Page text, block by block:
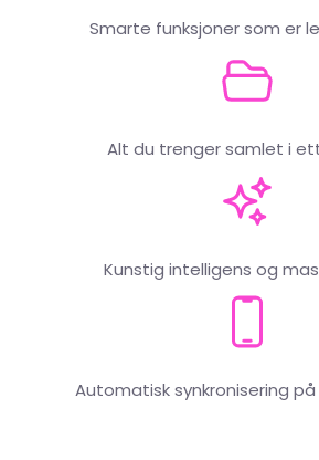
Smarte funksjoner som er
Alt du trenger samlet i
Kunstig intelligens og
Automatisk synkronisering